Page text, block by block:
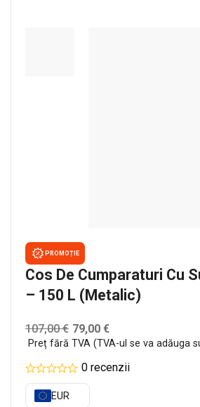
PROMOȚIE
Cos De Cumparaturi Cu
– 150 L (metalic)
107,00€ 79,00 €
Preț fără TVA (TVA-ul se va adăuga
0 recenzii
EUR